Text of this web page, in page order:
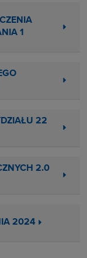
1
22
2.0
2024